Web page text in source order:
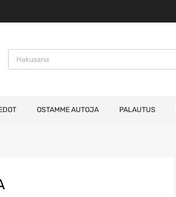
Products search
OSTAMME AUTOJA PALAUTUS